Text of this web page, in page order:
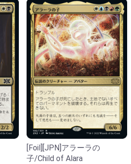
[Foil][JPN]アラーラの
子/Child of Alara